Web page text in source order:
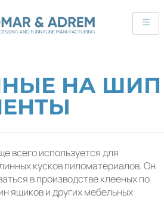
НА ШИП
всего используется для
кусков пиломатериалов. Он
в производстве клееных по
ящиков и других мебельных